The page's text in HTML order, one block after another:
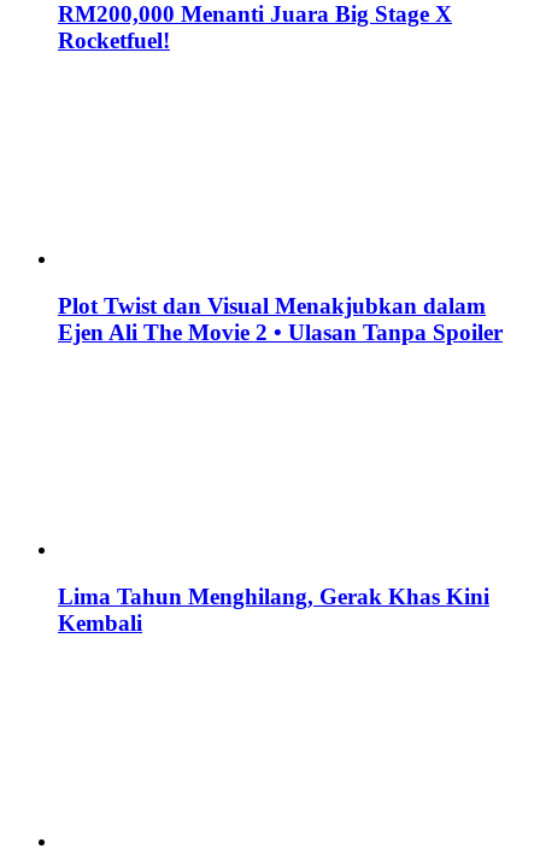
RM200,000 Menanti Juara Big Stage X
Rocketfuel!
Plot Twist dan Visual Menakjubkan dalam
Ejen Ali The Movie 2 • Ulasan Tanpa Spoiler
Lima Tahun Menghilang, Gerak Khas Kini
Kembali